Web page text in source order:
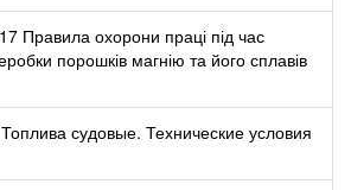
Правила охорони праці під час
порошків магнію та його сплавів
судовые. Технические условия